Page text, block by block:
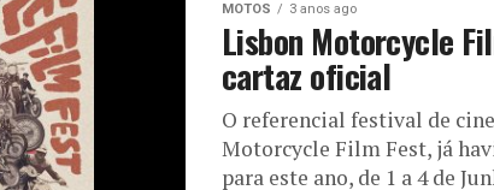
MOTOS 3 anos ago
Lisbon Motorcycle
cartaz oficial
O referencial festival de
Motorcycle Film Fest, já
para este ano, de 1 a 4 de